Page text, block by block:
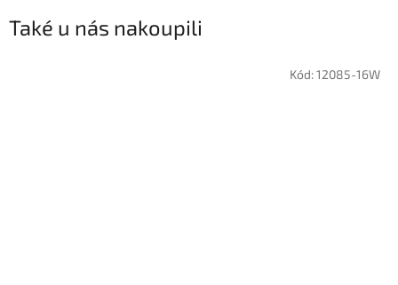
Také u nás nakoupili
Kód:12085-16W